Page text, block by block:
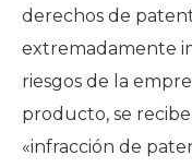
derechos de
extremadamente
riesgos de la
producto, se
«infracción de